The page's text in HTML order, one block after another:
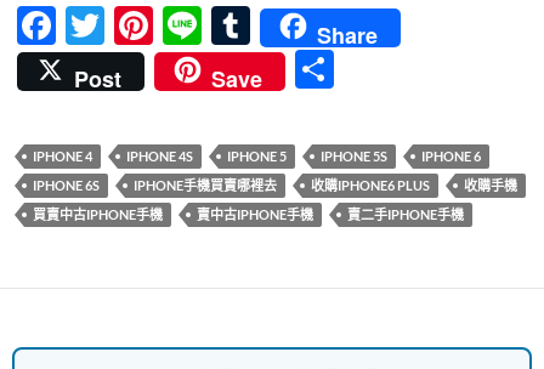
F
ac
e
b
o
o
T
w
itt
er
Pi
nt
er
es
t
Li
n
e
T
u
m
bl
r
Share
Post
Save
IPHONE 4 IPHONE 4S IPHONE 5 IPHONE 5S
IPHONE 6
IPHONE 6S
IPHONE手機買賣哪裡去 收購IPHONE6 PLUS
收購手機
買賣中古IPHONE手機
賣中古IPHONE手機 賣二手IPHONE手機